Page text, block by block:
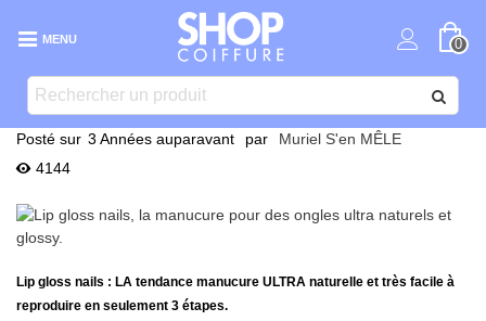
MENU 0
Posté sur 3 Années auparavant par
Muriel S'en MÊLE
4144
Lip gloss nails : LA tendance manucure ULTRA naturelle et très facile à
reproduire en seulement 3 étapes.